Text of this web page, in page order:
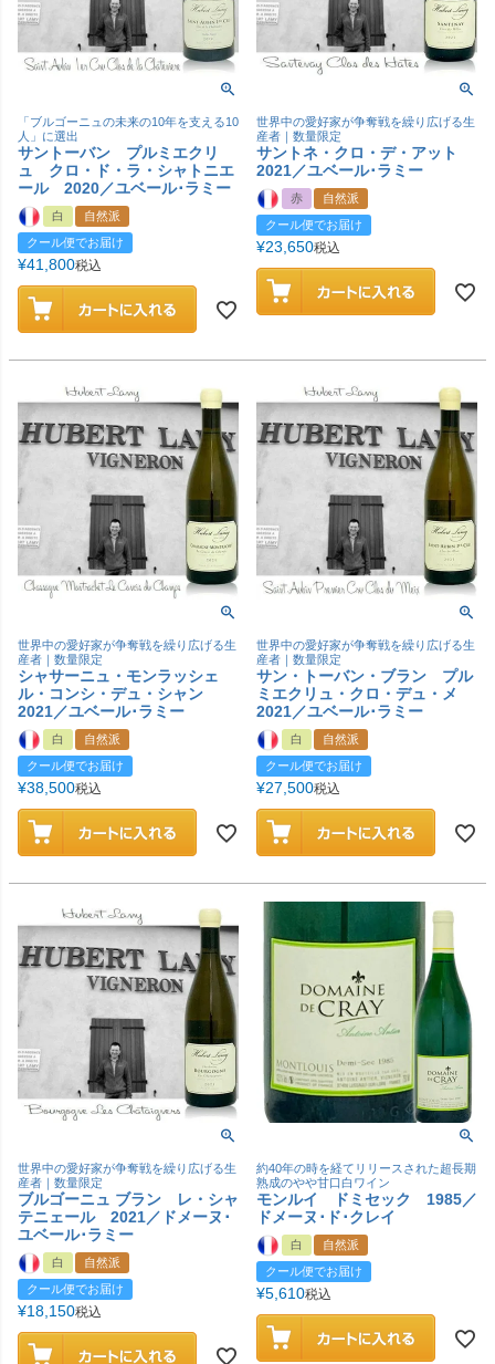
「ブルゴーニュの未来の10年を支える10
人」に選出
サントーバン プルミエクリ
ュ クロ・ド・ラ・シャトニエ
ール 2020／ユベール･ラミー
白
自然派
クール便でお届け
¥41,800税込
世界中の愛好家が争奪戦を繰り広げる生
産者｜数量限定
サントネ・クロ・デ・アット
2021／ユベール･ラミー
赤
自然派
クール便でお届け
¥23,650税込
世界中の愛好家が争奪戦を繰り広げる生
産者｜数量限定
シャサーニュ・モンラッシェ
ル・コンシ・デュ・シャン
2021／ユベール･ラミー
白
自然派
クール便でお届け
¥38,500税込
世界中の愛好家が争奪戦を繰り広げる生
産者｜数量限定
サン・トーバン・ブラン プル
ミエクリュ・クロ・デュ・メ
2021／ユベール･ラミー
白
自然派
クール便でお届け
¥27,500税込
世界中の愛好家が争奪戦を繰り広げる生
産者｜数量限定
ブルゴーニュ ブラン レ・シャ
テニェール 2021／ドメーヌ･
ユベール･ラミー
白
自然派
クール便でお届け
¥18,150税込
約40年の時を経てリリースされた超長期
熟成のやや甘口白ワイン
モンルイ ドミセック 1985／
ドメーヌ･ド･クレイ
白
自然派
クール便でお届け
¥5,610税込